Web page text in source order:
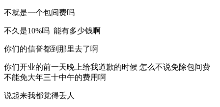
不就是一个包间费吗
不久是10%吗 能有多少钱啊
你们的信誉都到那里去了啊
你们开业的前一天晚上给我道歉的时候 怎么不说免除包间费
不能免大年三十中午的费用啊
说起来我都觉得丢人